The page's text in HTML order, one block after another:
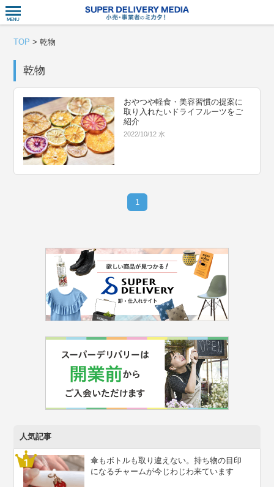
TOP >乾物
乾物
おやつや軽食・美容習慣の提案に
取り入れたいドライフルーツをご
紹介
2022/10/12 水
1
人気記事
傘もボトルも取り違えない。持ち物の目印
になるチャームが今じわじわ来ています